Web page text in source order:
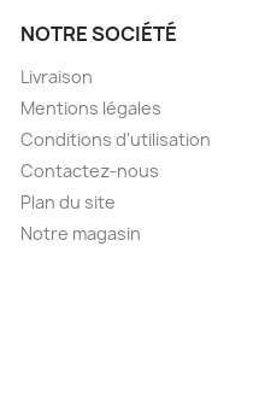
NOTRE SOCIÉTÉ
Livraison
Mentions légales
Conditions d'utilisation
Contactez-nous
Plan du site
Notre magasin